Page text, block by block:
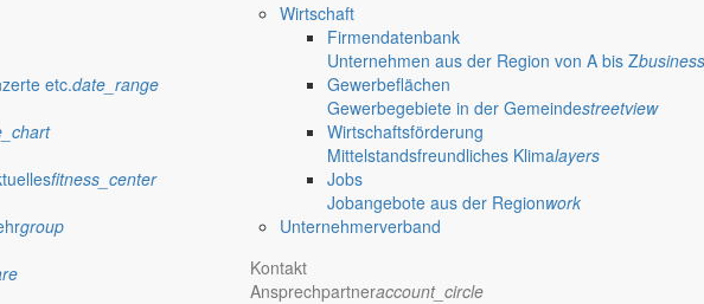
etc.date_range
fitness_center
group
Wirtschaft
Firmendatenbank
Unternehmen aus der Region von A bis Zbusiness
Gewerbeflächen
Gewerbegebiete in der Gemeindestreetview
Wirtschaftsförderung
Mittelstandsfreundliches Klimalayers
Jobs
Jobangebote aus der Regionwork
Unternehmerverband
Kontakt
Ansprechpartneraccount_circle